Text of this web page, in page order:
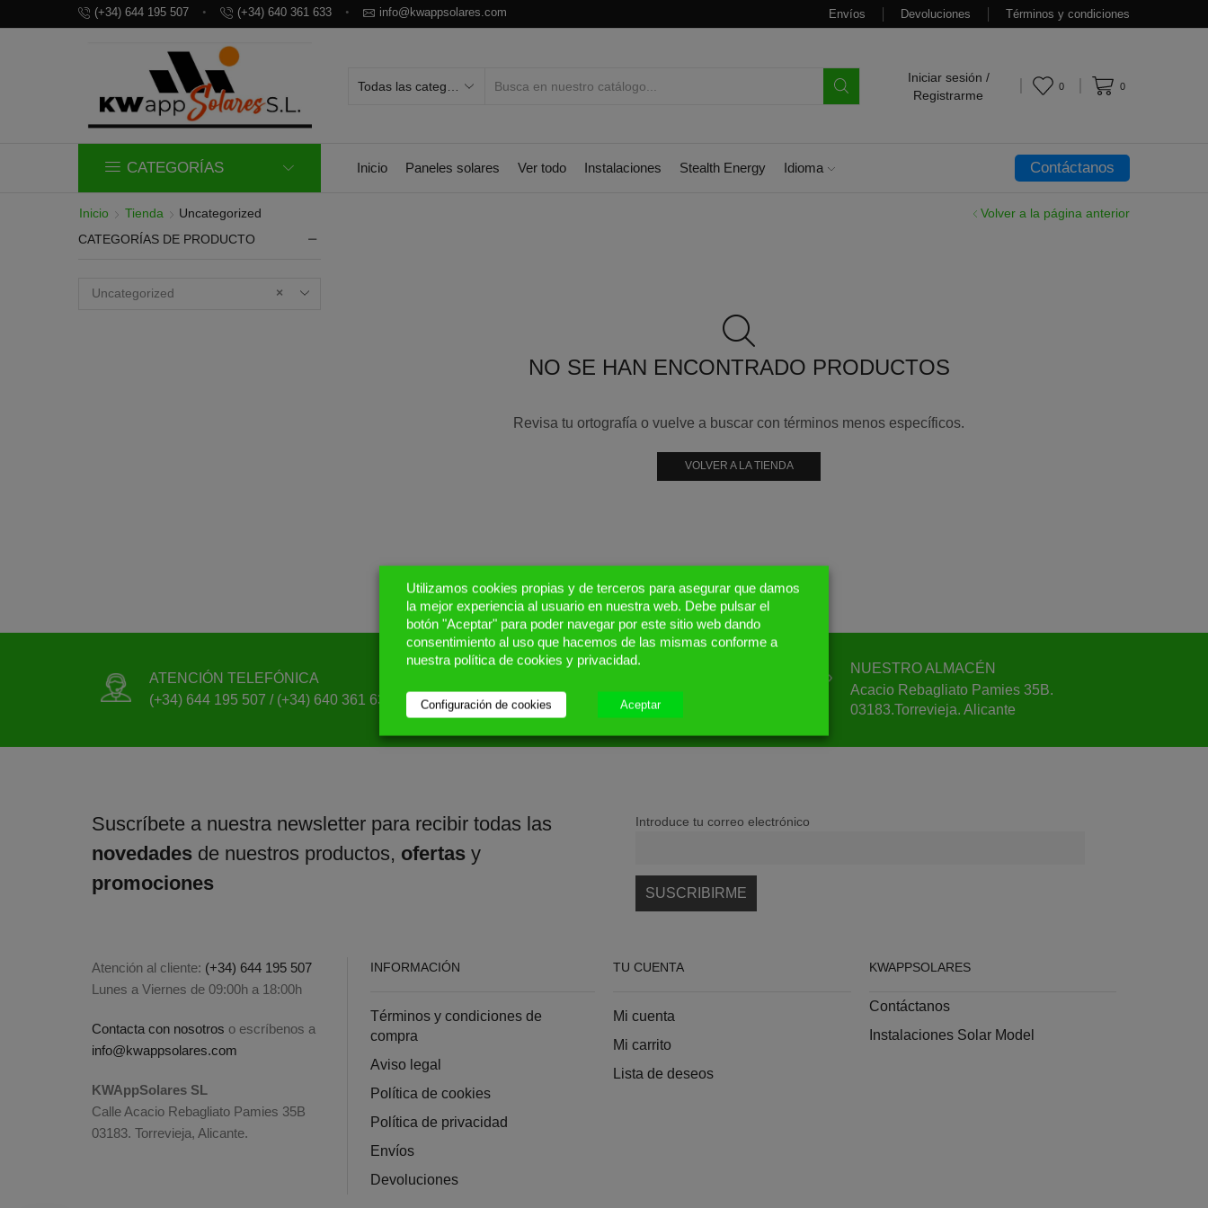
(+34) 644 195 507 (+34) 640 361 633 info@kwappsolares.com Envíos Devoluciones Términos y condiciones
Iniciar sesión /
Registrarme
0 0
CATEGORÍAS Inicio Paneles solares Ver todo Instalaciones Stealth Energy Idioma Contáctanos
Inicio Tienda Uncategorized Volver a la página anterior
NO SE HAN ENCONTRADO PRODUCTOS
Revisa tu ortografía o vuelve a buscar con términos menos específicos.
VOLVER A LA TIENDA
CATEGORÍAS DE PRODUCTO
×
Uncategorized
ATENCIÓN TELEFÓNICA
(+34) 644 195 507 / (+34) 640 361 633
info@kwappsolares.com
NUESTRO ALMACÉN
Acacio Rebagliato Pamies 35B.
03183.Torrevieja. Alicante
Suscríbete a nuestra newsletter para recibir todas las
novedades de nuestros productos, ofertas y
promociones
Introduce tu correo electrónico
Atención al cliente: (+34) 644 195 507
Lunes a Viernes de 09:00h a 18:00h
Contacta con nosotros o escríbenos a
info@kwappsolares.com
KWAppSolares SL
Calle Acacio Rebagliato Pamies 35B
03183. Torrevieja, Alicante.
INFORMACIÓN
Términos y condiciones de
compra
Aviso legal
Política de cookies
Política de privacidad
Envíos
Devoluciones
TU CUENTA
Mi cuenta
Mi carrito
Lista de deseos
KWAPPSOLARES
Contáctanos
Instalaciones Solar Model
Utilizamos cookies propias y de terceros para asegurar que damos
la mejor experiencia al usuario en nuestra web. Debe pulsar el
botón "Aceptar" para poder navegar por este sitio web dando
consentimiento al uso que hacemos de las mismas conforme a
nuestra política de cookies y privacidad.
Configuración de cookies Aceptar